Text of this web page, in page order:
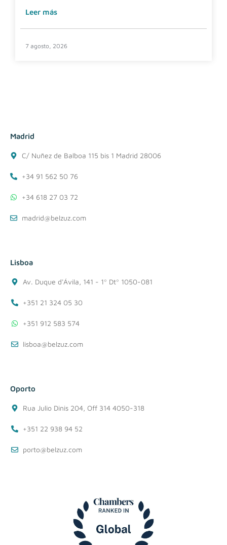
Leer más
7 agosto, 2026
Madrid
C/ Nuñez de Balboa 115 bis 1 Madrid 28006
+34 91 562 50 76
+34 618 27 03 72
madrid@belzuz.com
Lisboa
Av. Duque d'Ávila, 141 - 1º Dtº 1050-081
+351 21 324 05 30
+351 912 583 574
lisboa@belzuz.com
Oporto
Rua Julio Dinis 204, Off 314 4050-318
+351 22 938 94 52
porto@belzuz.com